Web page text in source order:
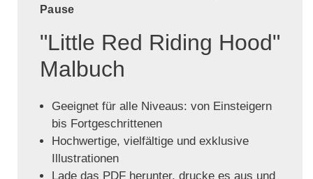
Pause
"Little Red Riding Hood"
Malbuch
Geeignet für alle Niveaus: von Einsteigern
bis Fortgeschrittenen
Hochwertige, vielfältige und exklusive
Illustrationen
Lade das PDF herunter, drucke es aus und